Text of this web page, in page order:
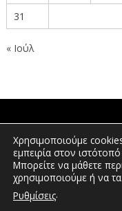
31
« Ιούλ
Χρησιμοποιούμε
εμπειρία στον
Μπορείτε να μάθετε
χρησιμοποιούμε ή να
Ρυθμίσεις.